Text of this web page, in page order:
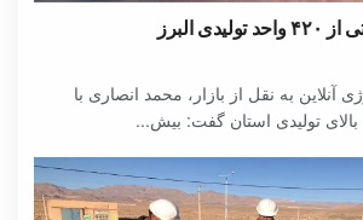
البرز
آنلاین به نقل از بازار، محمد انصاری با
تولیدی استان گفت: بیش...